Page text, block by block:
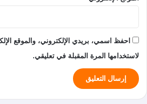
احفظ اسمي، بريدي الإلكتروني، والموقع
لاستخدامها المرة المقبلة في تعليقي.